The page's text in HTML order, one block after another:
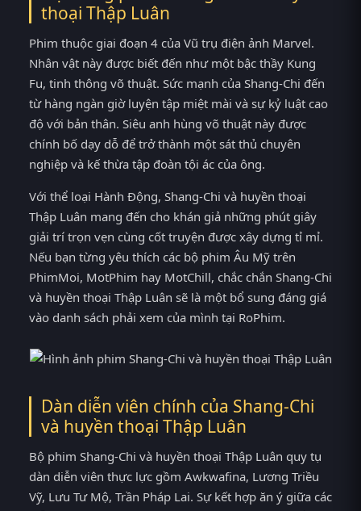
thoại Thập Luân
Phim thuộc giai đoạn 4 của Vũ trụ điện ảnh Marvel.
Nhân vật này được biết đến như một bậc thầy Kung
Fu, tinh thông võ thuật. Sức mạnh của Shang-Chi đến
từ hàng ngàn giờ luyện tập miệt mài và sự kỷ luật cao
độ với bản thân. Siêu anh hùng võ thuật này được
chính bố dạy dỗ để trở thành một sát thủ chuyên
nghiệp và kế thừa tập đoàn tội ác của ông.
Với thể loại Hành Động, Shang-Chi và huyền thoại
Thập Luân mang đến cho khán giả những phút giây
giải trí trọn vẹn cùng cốt truyện được xây dựng tỉ mỉ.
Nếu bạn từng yêu thích các bộ phim Âu Mỹ trên
PhimMoi, MotPhim hay MotChill, chắc chắn Shang-Chi
và huyền thoại Thập Luân sẽ là một bổ sung đáng giá
vào danh sách phải xem của mình tại RoPhim.
Dàn diễn viên chính của Shang-Chi
và huyền thoại Thập Luân
Bộ phim Shang-Chi và huyền thoại Thập Luân quy tụ
dàn diễn viên thực lực gồm Awkwafina, Lương Triều
Vỹ, Lưu Tư Mộ, Trần Pháp Lai. Sự kết hợp ăn ý giữa các